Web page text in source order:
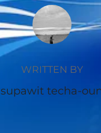
POST AUTHOR
WRITTEN BY
supawit techa-